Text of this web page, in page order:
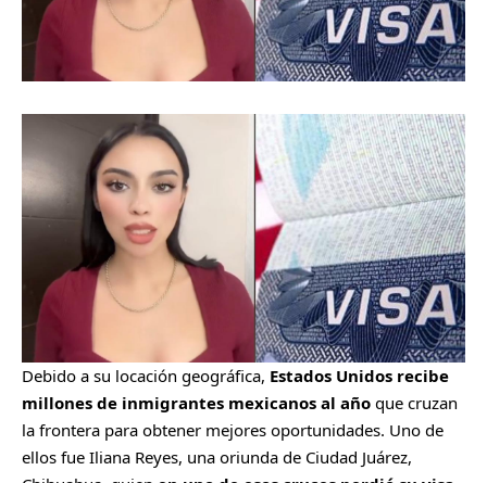
Debido a su locación geográfica, Estados Unidos recibe
millones de inmigrantes mexicanos al año que cruzan
la frontera para obtener mejores oportunidades. Uno de
ellos fue Iliana Reyes, una oriunda de Ciudad Juárez,